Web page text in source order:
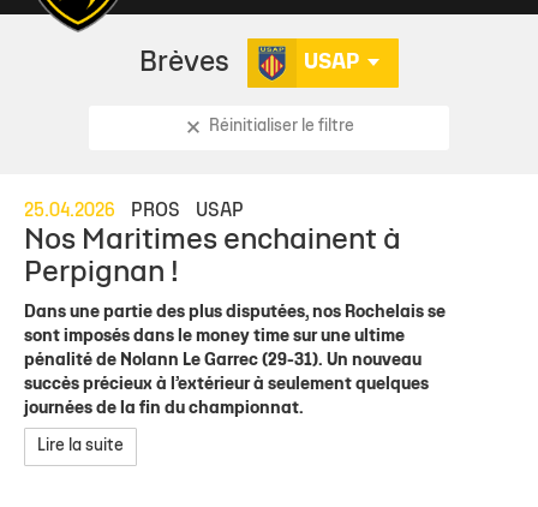
navigation
Brèves USAP
Réinitialiser le filtre
25.04.2026 PROS USAP
Nos Maritimes enchainent à
Perpignan !
Dans une partie des plus disputées, nos Rochelais se
sont imposés dans le money time sur une ultime
pénalité de Nolann Le Garrec (29-31). Un nouveau
succès précieux à l’extérieur à seulement quelques
journées de la fin du championnat.
Lire la suite